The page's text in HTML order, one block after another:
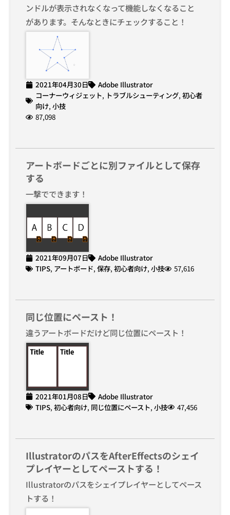
ンドルが表示されなくなって機能しなくなること
があります。そんなときにチェックすること！
2021年04月30日
Adobe Illustrator
コーナーウィジェット, トラブルシューティング, 初心者
向け, 小技
87,098
アートボードごとに別ファイルとして保存
する
一撃でできます！
2021年09月07日
Adobe Illustrator
TIPS, アートボード, 保存, 初心者向け, 小技 57,616
同じ位置にペースト！
違うアートボードだけど同じ位置にペースト！
2021年01月08日
Adobe Illustrator
TIPS, 初心者向け, 同じ位置にペースト, 小技 47,456
IllustratorのパスをAfterEffectsのシェイ
プレイヤーとしてペーストする！
Illustratorのパスをシェイプレイヤーとしてペース
トする！